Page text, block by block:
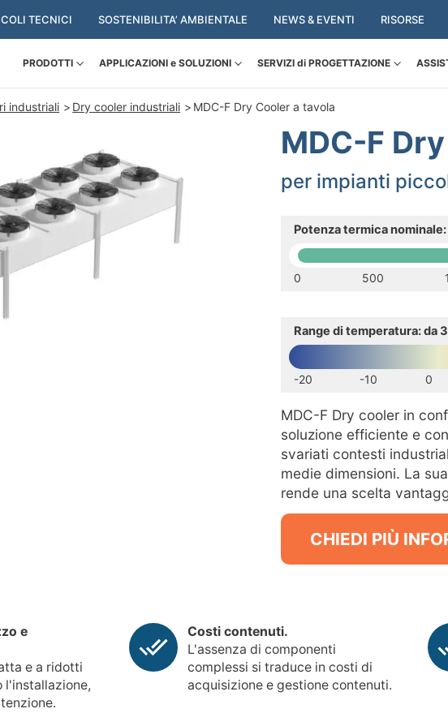
TECNICI SOSTENIBILITA’ AMBIENTALE NEWS & EVENTI RISORSE
PRODOTTI APPLICAZIONI e SOLUZIONI SERVIZI di PROGETTAZIONE
industriali Dry cooler industriali MDC-F Dry Cooler a tavola
MDC-F
per impianti
Potenza termica
0 500
Range di temperatura: da
-20 -10 0
MDC-F Dry cooler in
soluzione efficiente e
svariati contesti
medie dimensioni. La
rende una scelta
CHIEDI PIÙ
e
e a ridotti
l'installazione,
Costi contenuti.
L'assenza di componenti
complessi si traduce in costi di
acquisizione e gestione contenuti.